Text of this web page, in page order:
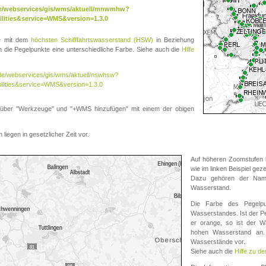
webservices/gis/wms/aktuell/mnwmhw?
mit dem höchsten Schifffahrtswasserstand (HSW) in Beziehung
Pegelpunkte eine unterschiedliche Farbe. Siehe auch die Hilfe
webservices/gis/wms/aktuell/nswhsw?
"Werkzeuge" und "+WMS hinzufügen" mit einem der obigen
liegen in gesetzlicher Zeit vor.
Auf höheren
wie im linken Beispiel
Dazu gehören der
Wasserstand.
Die Farbe des
Wasserstandes. Ist der
er orange, so ist der
hohen Wasserstand
Wasserstände vor.
Siehe auch die Hilfe zu